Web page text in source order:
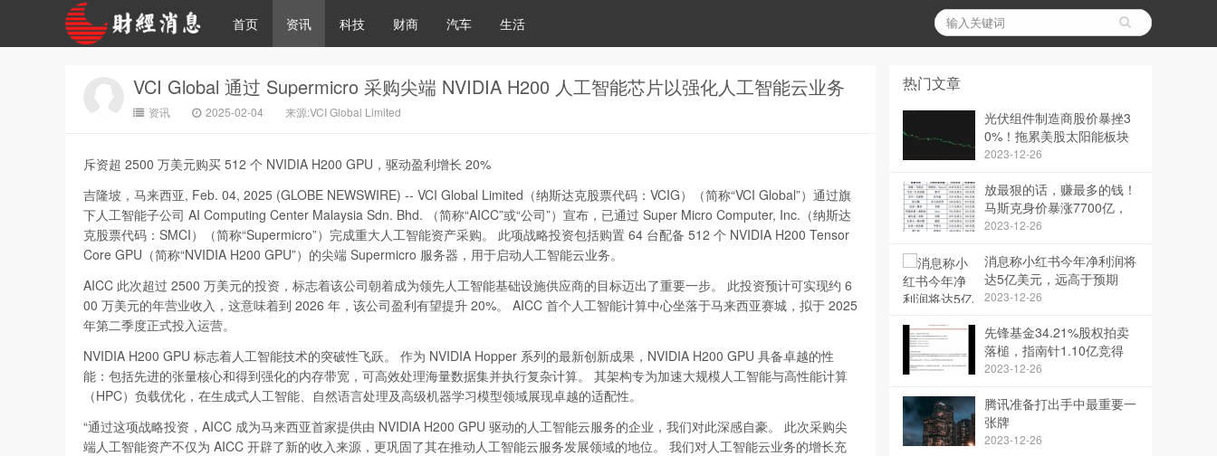
首页 资讯 科技 财商 汽车 生活
VCI Global 通过 Supermicro 采购尖端 NVIDIA H200 人工智能芯片以强化人工智能云业务
资讯 2025-02-04 来源:VCI Global Limited
斥资超 2500 万美元购买 512 个 NVIDIA H200 GPU，驱动盈利增长 20%
吉隆坡，马来西亚, Feb. 04, 2025 (GLOBE NEWSWIRE) -- VCI Global Limited（纳斯达克股票代码：VCIG）（简称“VCI Global”）通过旗
下人工智能子公司 AI Computing Center Malaysia Sdn. Bhd. （简称“AICC”或“公司”）宣布，已通过 Super Micro Computer, Inc.（纳斯达
克股票代码：SMCI）（简称“Supermicro”）完成重大人工智能资产采购。 此项战略投资包括购置 64 台配备 512 个 NVIDIA H200 Tensor
Core GPU（简称“NVIDIA H200 GPU”）的尖端 Supermicro 服务器，用于启动人工智能云业务。
AICC 此次超过 2500 万美元的投资，标志着该公司朝着成为领先人工智能基础设施供应商的目标迈出了重要一步。 此投资预计可实现约 6
00 万美元的年营业收入，这意味着到 2026 年，该公司盈利有望提升 20%。 AICC 首个人工智能计算中心坐落于马来西亚赛城，拟于 2025
年第二季度正式投入运营。
NVIDIA H200 GPU 标志着人工智能技术的突破性飞跃。 作为 NVIDIA Hopper 系列的最新创新成果，NVIDIA H200 GPU 具备卓越的性
能：包括先进的张量核心和得到强化的内存带宽，可高效处理海量数据集并执行复杂计算。 其架构专为加速大规模人工智能与高性能计算
（HPC）负载优化，在生成式人工智能、自然语言处理及高级机器学习模型领域展现卓越的适配性。
“通过这项战略投资，AICC 成为马来西亚首家提供由 NVIDIA H200 GPU 驱动的人工智能云服务的企业，我们对此深感自豪。 此次采购尖
端人工智能资产不仅为 AICC 开辟了新的收入来源，更巩固了其在推动人工智能云服务发展领域的地位。 我们对人工智能云业务的增长充
热门文章
光伏组件制造商股价暴挫3
0%！拖累美股太阳能板块
集体大跌
2023-12-26
放最狠的话，赚最多的钱！
马斯克身价暴涨7700亿，
成今年“首赚”
2023-12-26
消息称小红书今年净利润将
达5亿美元，远高于预期
2023-12-26
先锋基金34.21%股权拍卖
落槌，指南针1.10亿竞得
2023-12-26
腾讯准备打出手中最重要一
张牌
2023-12-26